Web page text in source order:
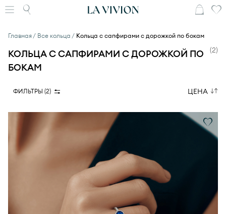
Главная Все кольца Кольца с сапфирами с дорожкой по бокам
КОЛЬЦА С САПФИРАМИ С ДОРОЖКОЙ ПО
БОКАМ
(2)
ФИЛЬТРЫ (2) ЦЕНА